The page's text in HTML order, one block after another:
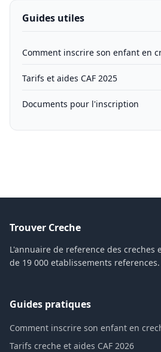
Guides utiles
Comment inscrire son enfant en
Tarifs et aides CAF 2025
Documents pour l'inscription
Trouver Creche
L'annuaire de reference des creches
de 19 000 etablissements references.
Guides pratiques
Comment inscrire son enfant en
Tarifs creche et aides CAF 2026